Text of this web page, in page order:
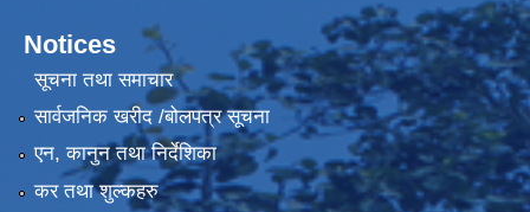
Notices
सूचना तथा समाचार
सार्वजनिक खरीद /बोलपत्र सूचना
एन, कानुन तथा निर्देशिका
कर तथा शुल्कहरु